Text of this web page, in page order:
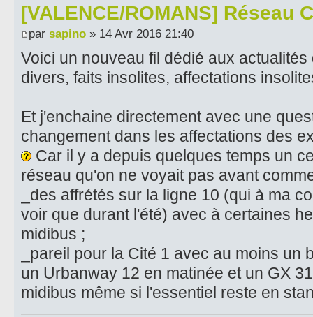
[VALENCE/ROMANS] Réseau
par sapino » 14 Avr 2016 21:40
Voici un nouveau fil dédié aux
divers, faits insolites, affectations
Et j'enchaine directement avec une
changement dans les affectations des
Car il y a depuis quelques temps un
réseau qu'on ne voyait pas avant
_des affrétés sur la ligne 10 (qui à ma
voir que durant l'été) avec à certaines
midibus ;
_pareil pour la Cité 1 avec au moins un
un Urbanway 12 en matinée et un GX
midibus même si l'essentiel reste en